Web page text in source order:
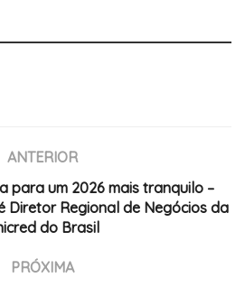
ANTERIOR
para um 2026 mais tranquilo –
Diretor Regional de Negócios da
do Brasil
PRÓXIMA